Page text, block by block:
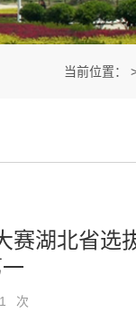
当前位置：
赛湖北省选
次